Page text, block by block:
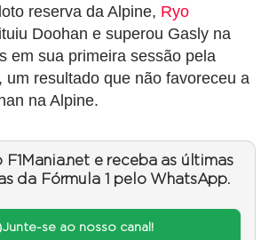
reserva da Alpine, Ryo
Doohan e superou Gasly na
em sua primeira sessão pela
um resultado que não favoreceu a
na Alpine.
F1Mania.net e receba as últimas
da Fórmula 1 pelo WhatsApp.
Junte-se ao nosso canal!